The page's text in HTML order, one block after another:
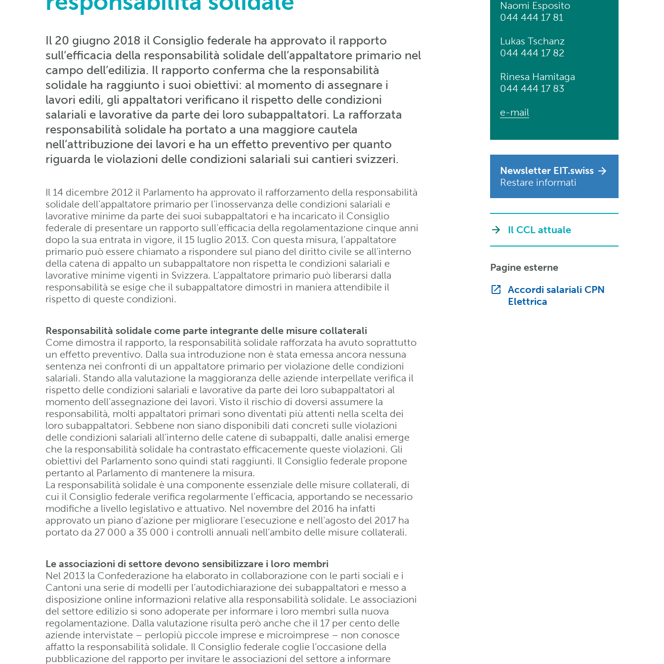
Il 20 giugno 2018 il Consiglio federale ha approvato il rapporto
sull’efficacia della responsabilità solidale dell’appaltatore primario nel
campo dell’edilizia. Il rapporto conferma che la responsabilità
solidale ha raggiunto i suoi obiettivi: al momento di assegnare i
lavori edili, gli appaltatori verificano il rispetto delle condizioni
salariali e lavorative da parte dei loro subappaltatori. La rafforzata
responsabilità solidale ha portato a una maggiore cautela
nell’attribuzione dei lavori e ha un effetto preventivo per quanto
riguarda le violazioni delle condizioni salariali sui cantieri svizzeri.
Il 14 dicembre 2012 il Parlamento ha approvato il rafforzamento della responsabilità
solidale dell’appaltatore primario per l’inosservanza delle condizioni salariali e
lavorative minime da parte dei suoi subappaltatori e ha incaricato il Consiglio
federale di presentare un rapporto sull’efficacia della regolamentazione cinque anni
dopo la sua entrata in vigore, il 15 luglio 2013. Con questa misura, l’appaltatore
primario può essere chiamato a rispondere sul piano del diritto civile se all’interno
della catena di appalto un subappaltatore non rispetta le condizioni salariali e
lavorative minime vigenti in Svizzera. L’appaltatore primario può liberarsi dalla
responsabilità se esige che il subappaltatore dimostri in maniera attendibile il
rispetto di queste condizioni.
Responsabilità solidale come parte integrante delle misure collaterali
Come dimostra il rapporto, la responsabilità solidale rafforzata ha avuto soprattutto
un effetto preventivo. Dalla sua introduzione non è stata emessa ancora nessuna
sentenza nei confronti di un appaltatore primario per violazione delle condizioni
salariali. Stando alla valutazione la maggioranza delle aziende interpellate verifica il
rispetto delle condizioni salariali e lavorative da parte dei loro subappaltatori al
momento dell’assegnazione dei lavori. Visto il rischio di doversi assumere la
responsabilità, molti appaltatori primari sono diventati più attenti nella scelta dei
loro subappaltatori. Sebbene non siano disponibili dati concreti sulle violazioni
delle condizioni salariali all’interno delle catene di subappalti, dalle analisi emerge
che la responsabilità solidale ha contrastato efficacemente queste violazioni. Gli
obiettivi del Parlamento sono quindi stati raggiunti. Il Consiglio federale propone
pertanto al Parlamento di mantenere la misura.
La responsabilità solidale è una componente essenziale delle misure collaterali, di
cui il Consiglio federale verifica regolarmente l’efficacia, apportando se necessario
modifiche a livello legislativo e attuativo. Nel novembre del 2016 ha infatti
approvato un piano d’azione per migliorare l’esecuzione e nell’agosto del 2017 ha
portato da 27 000 a 35 000 i controlli annuali nell’ambito delle misure collaterali.
Le associazioni di settore devono sensibilizzare i loro membri
Nel 2013 la Confederazione ha elaborato in collaborazione con le parti sociali e i
Cantoni una serie di modelli per l’autodichiarazione dei subappaltatori e messo a
disposizione online informazioni relative alla responsabilità solidale. Le associazioni
del settore edilizio si sono adoperate per informare i loro membri sulla nuova
regolamentazione. Dalla valutazione risulta però anche che il 17 per cento delle
aziende intervistate – perlopiù piccole imprese e microimprese – non conosce
affatto la responsabilità solidale. Il Consiglio federale coglie l’occasione della
pubblicazione del rapporto per invitare le associazioni del settore a informare
Naomi Esposito
044 444 17 81
Lukas Tschanz
044 444 17 82
Rinesa Hamitaga
044 444 17 83
e-mail
Newsletter EIT.swiss
Restare informati
Il CCL attuale
Pagine esterne
Accordi salariali CPN
Elettrica